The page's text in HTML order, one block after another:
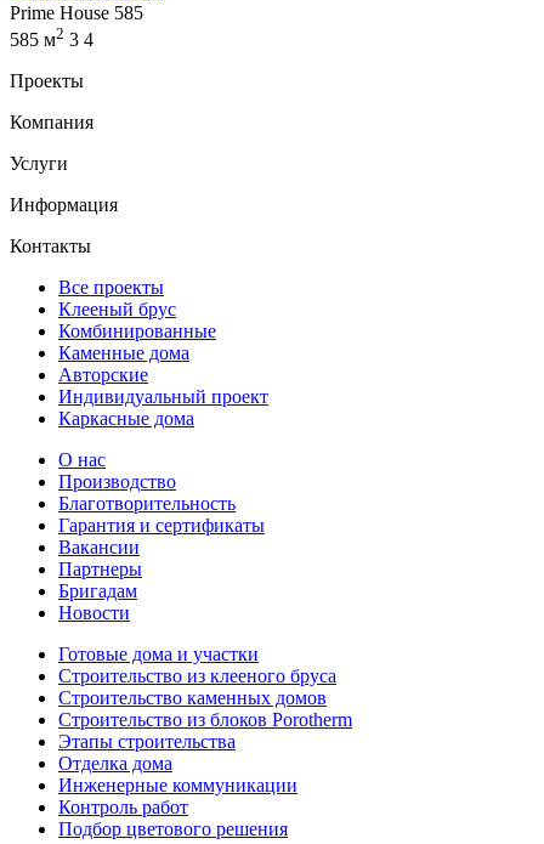
Prime House 585
585 м2 3 4
Проекты
Компания
Услуги
Информация
Контакты
Все проекты
Клееный брус
Комбинированные
Каменные дома
Авторские
Индивидуальный проект
Каркасные дома
О нас
Производство
Благотворительность
Гарантия и сертификаты
Вакансии
Партнеры
Бригадам
Новости
Готовые дома и участки
Строительство из клееного бруса
Строительство каменных домов
Строительство из блоков Porotherm
Этапы строительства
Отделка дома
Инженерные коммуникации
Контроль работ
Подбор цветового решения